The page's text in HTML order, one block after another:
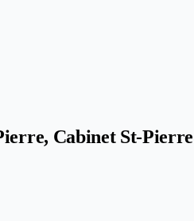
Cabinet St-Pierre